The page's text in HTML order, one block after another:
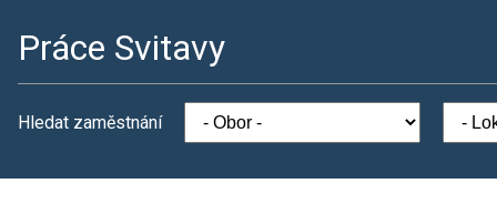
Práce Svitavy
Hledat zaměstnání